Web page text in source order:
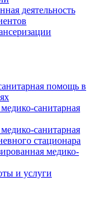
деятельность
помощь в
санитарная
санитарная
стационара
медико-
и услуги